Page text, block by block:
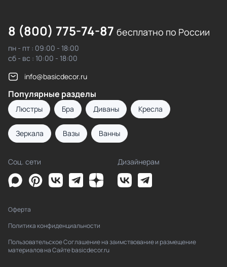
8 (800) 775-74-87 бесплатно по России
пн - пт : 09:00 - 18:00
сб - вс : 10:00 - 18:00
info@basicdecor.ru
Популярные разделы
Люстры Бра Диваны Кресла
Зеркала Вазы Ванны
Соц. сети Дизайнерам
Оферта
Политика конфиденциальности
Пользовательское Соглашение на заимствование и размещение
материалов на Сайте basicdecor.ru